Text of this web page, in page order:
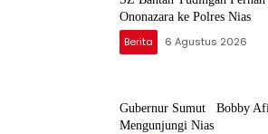
Ononazara ke Polres Nias
Berita 6 Agustus 2026
Gubernur Sumut Bobby
Mengunjungi Nias